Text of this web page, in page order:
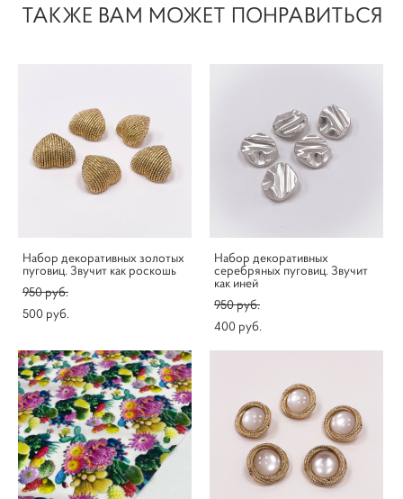
ТАКЖЕ ВАМ МОЖЕТ ПОНРАВИТЬСЯ
Набор декоративных золотых
пуговиц. Звучит как роскошь
950 pуб.
500 pуб.
Набор декоративных
серебряных пуговиц. Звучит
как иней
950 pуб.
400 pуб.